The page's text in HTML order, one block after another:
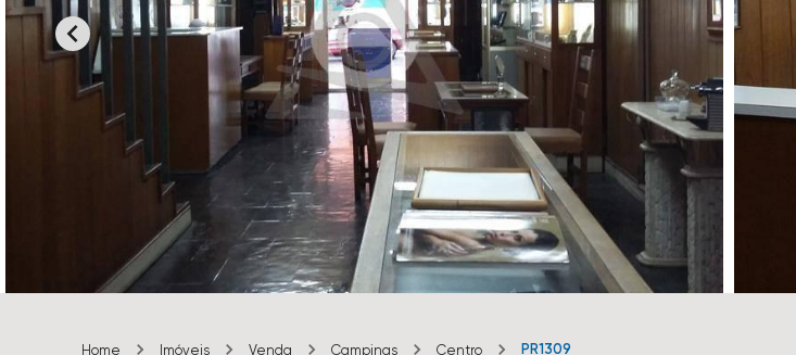
Home Imóveis Venda Campinas Centro PR1309